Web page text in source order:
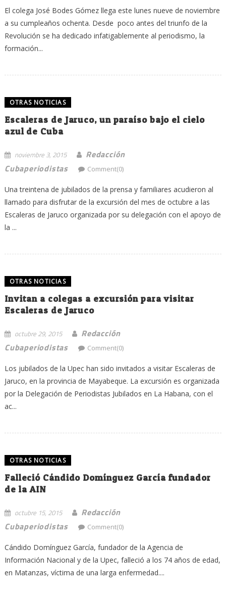
El colega José Bodes Gómez llega este lunes nueve de noviembre
a su cumpleaños ochenta. Desde poco antes del triunfo de la
Revolución se ha dedicado infatigablemente al periodismo, la
formación...
OTRAS NOTICIAS
Escaleras de Jaruco, un paraíso bajo el cielo
azul de Cuba
noviembre 3, 2015
Redacción
Cubaperiodistas
Comment(0)
Una treintena de jubilados de la prensa y familiares acudieron al
llamado para disfrutar de la excursión del mes de octubre a las
Escaleras de Jaruco organizada por su delegación con el apoyo de
la ...
OTRAS NOTICIAS
Invitan a colegas a excursión para visitar
Escaleras de Jaruco
octubre 29, 2015
Redacción
Cubaperiodistas
Comment(0)
Los jubilados de la Upec han sido invitados a visitar Escaleras de
Jaruco, en la provincia de Mayabeque. La excursión es organizada
por la Delegación de Periodistas Jubilados en La Habana, con el
ac...
OTRAS NOTICIAS
Falleció Cándido Domínguez García fundador
de la AIN
octubre 15, 2015
Redacción
Cubaperiodistas
Comment(0)
Cándido Domínguez García, fundador de la Agencia de
Información Nacional y de la Upec, falleció a los 74 años de edad,
en Matanzas, víctima de una larga enfermedad....